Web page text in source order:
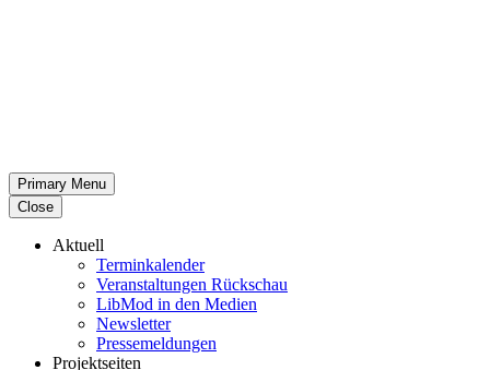
Primary Menu
Close
Aktuell
Termin­ka­lender
Veran­stal­tungen Rückschau
LibMod in den Medien
Newsletter
Presse­mel­dungen
Projekt­seiten